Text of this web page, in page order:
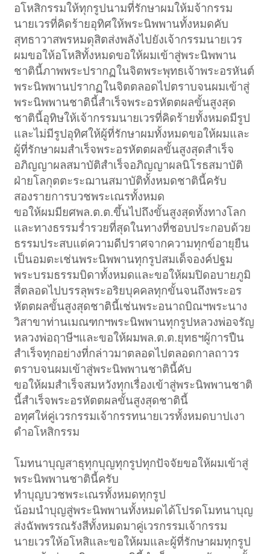
อโหสิกรรมให้ทุกรูปนามที่รักษาผมให้มจ้ากรรม
นายเวรที่คิดร้ายอุทิศให้พระนิพพานทั้งหมดคับ
สุทธาวาสพรหมดุสิตส่งพลังไปยังเจ้ากรรมนายเวร
ผมขอให้อโหสิทั้งหมดขอให้ผมเข้าสู่พระนิพพาน
ชาตินี้ภาพพระปรากฏในจิตพระพุทธเจ้าพระอรหันต์
พระนิพพานปรากฏในจิตตลอดไปตราบจนผมเข้าสู่
พระนิพพานชาตินี้สำเร็จพระอรหัตตผลขั้นสูงสุด
ชาตินี้อุทิษให้เจ้ากรรมนายเวรที่คิดร้ายทั้งหมดมีรูป
และไม่มีรูปอุทิศให้ผู้ที่รักษาผมทั้งหมดขอให้ผมและ
ผู้ที่รักษาผมสำเร็จพระอรหัตตผลขั้นสูงสุดสำเร็จ
อภิญญาผลสมาบัติสำเร็จอภิญญาผลนิโรธสมาบัติ
ฝ่ายโลกุตตะระฌานสมาบัติทั้งหมดชาตินี้ครับ
สองรายการบวชพระเณรทั้งหมด
ขอให้ผมมียศพล.ต.ต.ขึ้นไปถึงขั้นสูงสุดทั้งทางโลก
และทางธรรมร่ำรวยที่สุดในทางที่ชอบประกอบด้วย
ธรรมประสบแต่ความดีปราศจากความทุกข์อายุยืน
เป็นอมตะเช่นพระนิพพานทุกรูปสมเด็จองค์ปฐม
พระบรมธรรมบิดาทั้งหมดและขอให้ผมปิดอบายภูมิ
สี่ตลอดไปบรรลุพระอริยบุคคลทุกขั้นจนถึงพระอร
หัตตผลขั้นสูงสุดชาตินี้เช่นพระอนาถบิณฯพระนาง
วิสาขาท่านเมณฑกฯพระนิพพานทุกรูปหลวงพ่อจรัญ
หลวงพ่อฤาษีฯและขอให้ผมพล.ต.ต.ยุทธฯผู้การปืน
สำเร็จทุกอย่างที่กล่าวมาตลอดไปตลอดกาลถาวร
ตราบจนผมเข้าสู่พระนิพพานชาตินี้คับ
ขอให้ผมสำเร็จสมหวังทุกเรื่องเข้าสู่พระนิพพานชาติ
นี้สำเร็จพระอรหัตตผลขั้นสูงสุดชาตินี้
อทุศให่คู่เวรกรรมเจ้ากรรทนายเวรทั้งหมดบาปเงา
ดำอโหสิกรรม
โมทนาบุญสาธุทุกบุญทุกรูปทุกปัจจัยขอให้ผมเข้าสู่
พระนิพพานชาตินี้ครับ
ทำบุญบวชพระเณรทั้งหมดทุกรูป
น้อมนำบุญสู่พระนิพพานทั้งหมดได้โปรดโมทนาบุญ
ส่งฉัพพรรณรังสีทั้งหมดมาคู่เวรกรรมเจ้ากรรม
นายเวรให้อโหสิและขอให้ผมและผู้ที่รักษาผมทุกรูป